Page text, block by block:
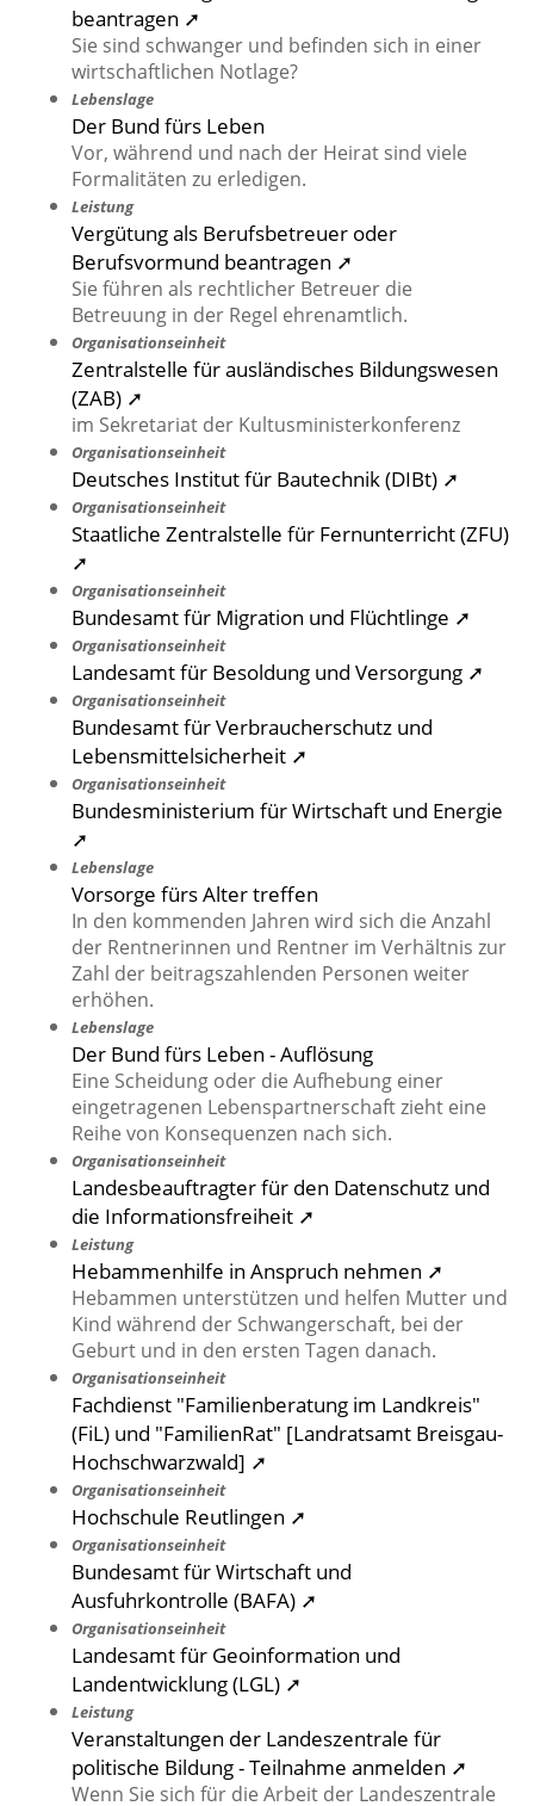
beantragen ➚
Sie sind schwanger und befinden sich in einer
wirtschaftlichen Notlage?
Lebenslage
Der Bund fürs Leben
Vor, während und nach der Heirat sind viele
Formalitäten zu erledigen.
Leistung
Vergütung als Berufsbetreuer oder
Berufsvormund beantragen ➚
Sie führen als rechtlicher Betreuer die
Betreuung in der Regel ehrenamtlich.
Organisationseinheit
Zentralstelle für ausländisches Bildungswesen
(ZAB) ➚
im Sekretariat der Kultusministerkonferenz
Organisationseinheit
Deutsches Institut für Bautechnik (DIBt) ➚
Organisationseinheit
Staatliche Zentralstelle für Fernunterricht (ZFU)
➚
Organisationseinheit
Bundesamt für Migration und Flüchtlinge ➚
Organisationseinheit
Landesamt für Besoldung und Versorgung ➚
Organisationseinheit
Bundesamt für Verbraucherschutz und
Lebensmittelsicherheit ➚
Organisationseinheit
Bundesministerium für Wirtschaft und Energie
➚
Lebenslage
Vorsorge fürs Alter treffen
In den kommenden Jahren wird sich die Anzahl
der Rentnerinnen und Rentner im Verhältnis zur
Zahl der beitragszahlenden Personen weiter
erhöhen.
Lebenslage
Der Bund fürs Leben - Auflösung
Eine Scheidung oder die Aufhebung einer
eingetragenen Lebenspartnerschaft zieht eine
Reihe von Konsequenzen nach sich.
Organisationseinheit
Landesbeauftragter für den Datenschutz und
die Informationsfreiheit ➚
Leistung
Hebammenhilfe in Anspruch nehmen ➚
Hebammen unterstützen und helfen Mutter und
Kind während der Schwangerschaft, bei der
Geburt und in den ersten Tagen danach.
Organisationseinheit
Fachdienst "Familienberatung im Landkreis"
(FiL) und "FamilienRat" [Landratsamt Breisgau-
Hochschwarzwald] ➚
Organisationseinheit
Hochschule Reutlingen ➚
Organisationseinheit
Bundesamt für Wirtschaft und
Ausfuhrkontrolle (BAFA) ➚
Organisationseinheit
Landesamt für Geoinformation und
Landentwicklung (LGL) ➚
Leistung
Veranstaltungen der Landeszentrale für
politische Bildung - Teilnahme anmelden ➚
Wenn Sie sich für die Arbeit der Landeszentrale